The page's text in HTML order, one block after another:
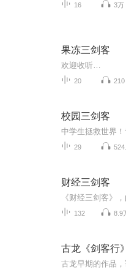
16 3万
果冻三剑客
欢迎收听…
20 210
校园三剑客
中学生拯救世界
29
财经三剑客
132 8.9
古龙《剑客行》